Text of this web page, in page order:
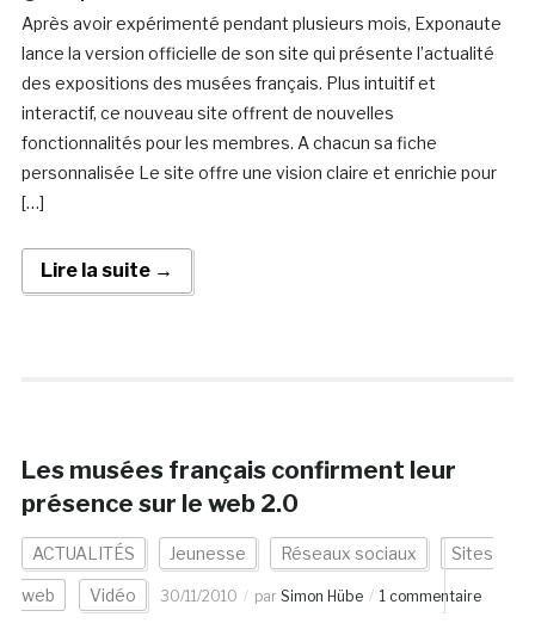
Après avoir expérimenté pendant plusieurs mois, Exponaute
lance la version officielle de son site qui présente l’actualité
des expositions des musées français. Plus intuitif et
interactif, ce nouveau site offrent de nouvelles
fonctionnalités pour les membres. A chacun sa fiche
personnalisée Le site offre une vision claire et enrichie pour
[…]
Lire la suite →
Les musées français confirment leur
présence sur le web 2.0
ACTUALITÉS Jeunesse Réseaux sociaux Sites
web Vidéo 30/11/2010 par Simon Hübe 1 commentaire